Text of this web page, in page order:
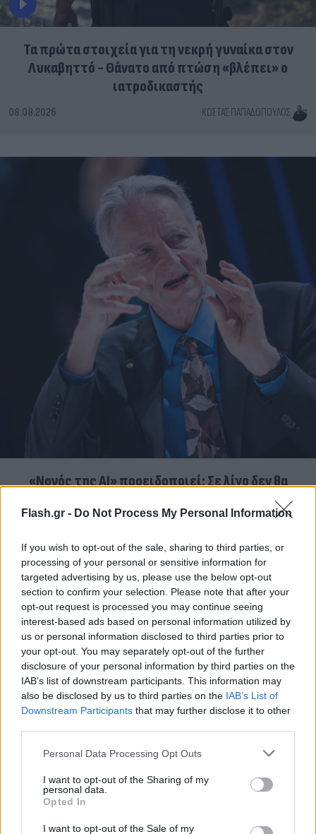
Flash.gr - Do Not Process My Personal Information
If you wish to opt-out of the sale, sharing to third parties, or
processing of your personal or sensitive information for
targeted advertising by us, please use the below opt-out
section to confirm your selection. Please note that after your
opt-out request is processed you may continue seeing
interest-based ads based on personal information utilized by
us or personal information disclosed to third parties prior to
your opt-out. You may separately opt-out of the further
disclosure of your personal information by third parties on the
IAB’s list of downstream participants. This information may
also be disclosed by us to third parties on the IAB’s List of
Downstream Participants that may further disclose it to other
Please note that this website/app uses one or more Google
not limited to your visit or usage behaviour. You may click to
grant or deny consent to Google and its third-party tags to
use your data for below specified purposes in below Google
consent section.
Personal Data Processing Opt Outs
I want to opt-out of the Sharing of my
personal data.
Opted In
I want to opt-out of the Sale of my
Τα πρώτα στοιχεία για τη νεκρή γυναίκα στον
Λυκαβηττό - Θάνατο από πτώση «βλέπει» ο
ιατροδικαστής
08.08.2026 ΚΏΣΤΑΣ ΠΑΠΑΔΌΠΟΥΛΟΣ
«Νονός της AI» προειδοποιεί: Σε λίγο δεν θα
μπορούμε να «ξεπεράσουμε» νοητικά την
Τεχνητή Νοημοσύνη
08.08.2026 ΧΡΙΣΤΌΔΟΥΛΟΣ ΣΚΟΎΝΤΑΣ